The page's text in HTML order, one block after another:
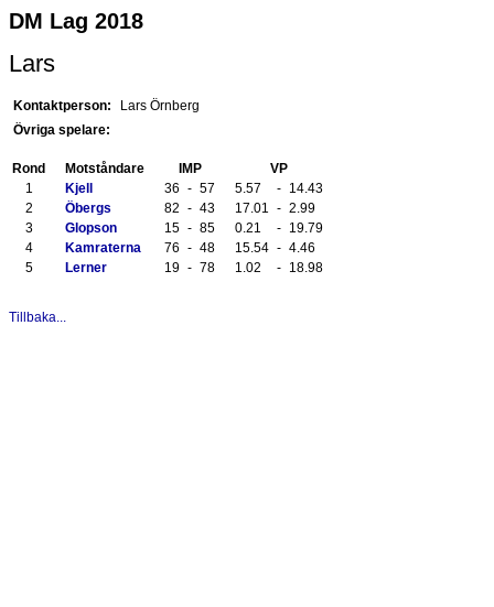
DM Lag 2018
Lars
Kontaktperson:
Lars Örnberg
Övriga spelare:
Rond Motståndare IMP
VP
1
Kjell 36 - 57 5.57 - 14.43
2
Öbergs 82 - 43 17.01 - 2.99
3
Glopson 15 - 85 0.21 - 19.79
4
Kamraterna 76 - 48 15.54 - 4.46
5
Lerner 19 - 78 1.02 - 18.98
Tillbaka...